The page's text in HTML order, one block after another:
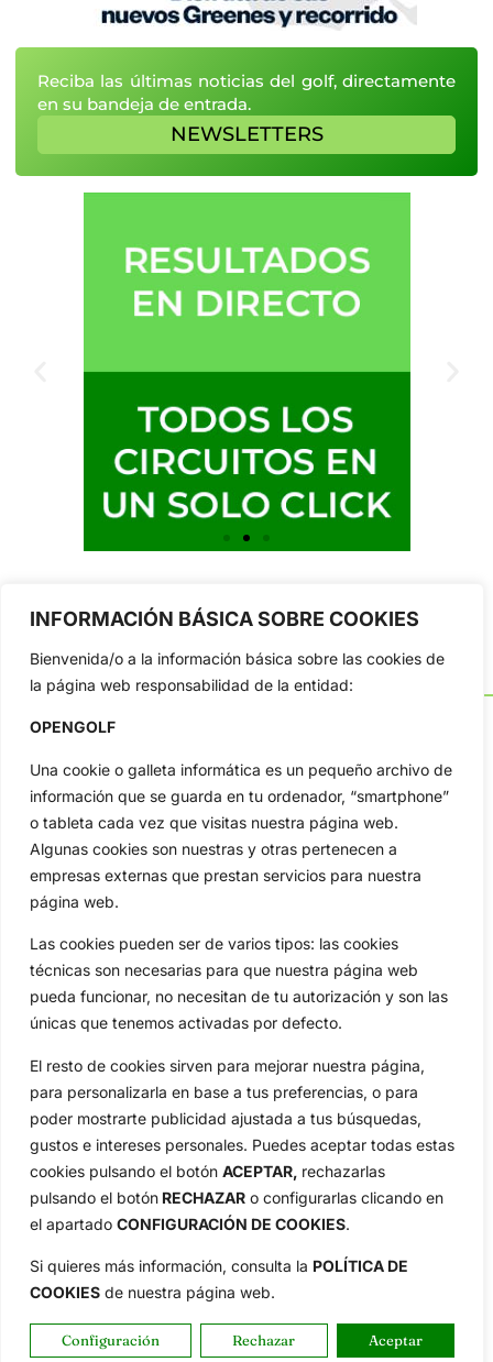
INFORMACIÓN BÁSICA SOBRE COOKIES
Bienvenida/o a la información básica sobre las cookies de
la página web responsabilidad de la entidad:
OPENGOLF
Una cookie o galleta informática es un pequeño archivo de
información que se guarda en tu ordenador, “smartphone”
o tableta cada vez que visitas nuestra página web.
Algunas cookies son nuestras y otras pertenecen a
empresas externas que prestan servicios para nuestra
página web.
Las cookies pueden ser de varios tipos: las cookies
técnicas son necesarias para que nuestra página web
pueda funcionar, no necesitan de tu autorización y son las
únicas que tenemos activadas por defecto.
El resto de cookies sirven para mejorar nuestra página,
para personalizarla en base a tus preferencias, o para
poder mostrarte publicidad ajustada a tus búsquedas,
gustos e intereses personales. Puedes aceptar todas estas
cookies pulsando el botón ACEPTAR, rechazarlas
pulsando el botón RECHAZAR o configurarlas clicando en
el apartado CONFIGURACIÓN DE COOKIES.
Si quieres más información, consulta la POLÍTICA DE
COOKIES de nuestra página web.
Configuración Rechazar Aceptar
Reciba las últimas noticias del golf, directamente
en su bandeja de entrada.
NEWSLETTERS
OpenGolf ofrece toda la actualidad, información del golf
profesional y amateur, resultados en directo, vídeos, noticias,
Jon Rahm, LIV Golf, PGA Tour, Ryder Cup, DP World Tour, LPGA
Tour...
Categorias
Inicio
Actualidad
Amateurs
Circuitos
Ryder Cup
Reglas
Vídeos
Compañía
Aviso Legal
Política de Privacidad
Política de Cookies
Publicidad
Newsletters
Copyright © 2025 OpenGolf | Diseño por